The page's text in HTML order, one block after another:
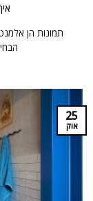
תמונות הן
25
אוק